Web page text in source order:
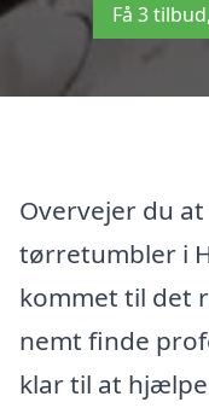
Få 3
Overvejer du
tørretumbler i
kommet til det
nemt finde
klar til at